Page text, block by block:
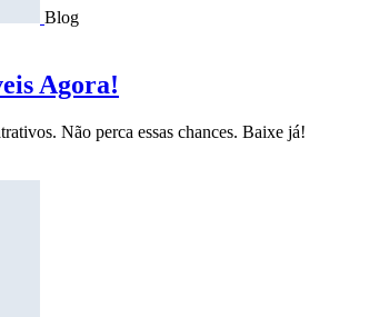
Blog
Agora!
Não perca essas chances. Baixe já!